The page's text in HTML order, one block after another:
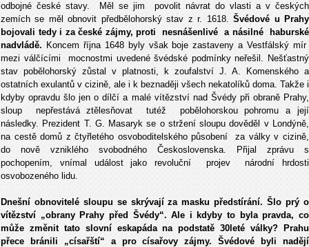
odbojné české stavy. Měl se jim povolit návrat do vlasti a v českých
zemích se měl obnovit předbělohorský stav z r. 1618.Švédové u Prahy
bojovali tedy i za české zájmy, proti nesnášenlivé a násilné haburské
nadvládě. Koncem října 1648 byly však boje zastaveny a Vestfálský mír
mezi válčícími mocnostmi uvedené švédské podmínky neřešil. Nešťastný
stav pobělohorský zůstal v platnosti, k zoufalství J. A. Komenského a
ostatních exulantů v cizině, ale i k beznaději všech nekatolíků doma. Takže i
kdyby opravdu šlo jen o dílčí a malé vítězství nad Švédy při obraně Prahy,
sloup nepřestává ztělesňovat tutéž pobělohorskou pohromu a její
následky. Prezident T. G. Masaryk se o stržení sloupu dověděl v Londýně,
na cestě domů z čtyřletého osvoboditelského působení za války v cizině,
do nově vzniklého svobodného Československa. Přijal zprávu s
pochopením, vnímal událost jako revoluční projev národní hrdosti
osvobozeného lidu.
Dnešní obnovitelé sloupu se skrývají za masku předstírání. Šlo prý o
vítězství „obrany Prahy před Švédy“. Ale i kdyby to byla pravda, co
může změnit tato slovní eskapáda na podstatě 30leté války? Prahu
přece bránili „císařští“ a pro císařovy zájmy. Švédové byli nadějí